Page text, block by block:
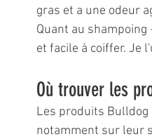
gras et a une odeur
Quant au
et facile à coiffer. Je
Où trouver les
Les produits Bulldog
notamment sur leur